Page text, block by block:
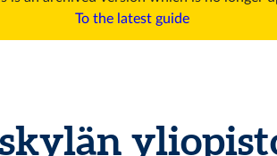
To the latest guide